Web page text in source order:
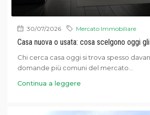
30/07/2026 Mercato Immobiliare
Casa nuova o usata: cosa scelgono oggi
Chi cerca casa oggi si trova spesso
domande più comuni del mercato...
Continua a leggere